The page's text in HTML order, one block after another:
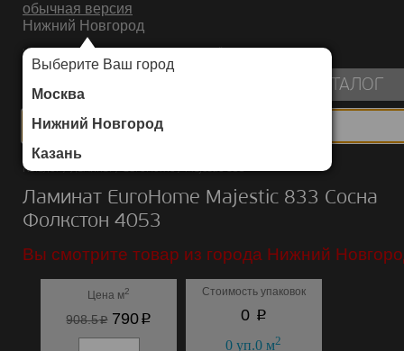
обычная версия
Нижний Новгород
Выберите Ваш город
Москва
Нижний Новгород
Казань
ИНТЕРНЕТ-МАГАЗИН НАПОЛЬНЫХ ПОКРЫТИЙ
КАТАЛОГ
Каталог/Ламинат/EuroHome/Majestic 833
Ламинат EuroHome Majestic 833 Сосна
Фолкстон 4053
Вы смотрите товар из города Нижний
Цена м2
908.5p790p
Стоимость упаковок
0 p
0 уп.0 м2